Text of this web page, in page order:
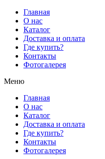
Главная
О нас
Каталог
Доставка и оплата
Где купить?
Контакты
Фотогалерея
Меню
Главная
О нас
Каталог
Доставка и оплата
Где купить?
Контакты
Фотогалерея